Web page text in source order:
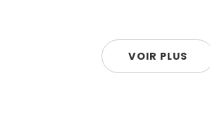
VOIR PLUS